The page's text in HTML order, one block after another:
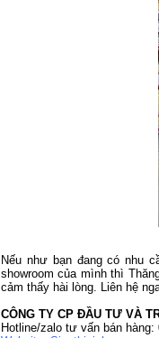
Nếu như bạn đang có nhu
showroom của mình thì
cảm thấy hài lòng. Liên hệ
CÔNG TY CP ĐẦU TƯ VÀ
Hotline/zalo tư vấn bán hàng: